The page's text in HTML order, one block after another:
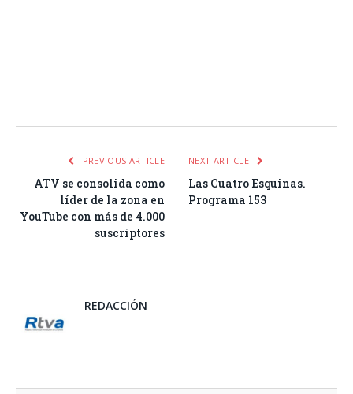
PREVIOUS ARTICLE
ATV se consolida como
líder de la zona en
YouTube con más de 4.000
suscriptores
NEXT ARTICLE
Las Cuatro Esquinas.
Programa 153
REDACCIÓN